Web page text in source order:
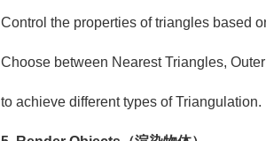
Control the properties of triangles based
Choose between Nearest Triangles,
to achieve different types of Triangulation.